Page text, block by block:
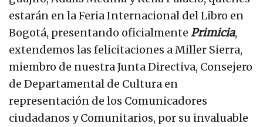
estarán en la Feria Internacional del Libro en
Bogotá, presentando oficialmente Primicia,
extendemos las felicitaciones a Miller Sierra,
miembro de nuestra Junta Directiva, Consejero
de Departamental de Cultura en
representación de los Comunicadores
ciudadanos y Comunitarios, por su invaluable